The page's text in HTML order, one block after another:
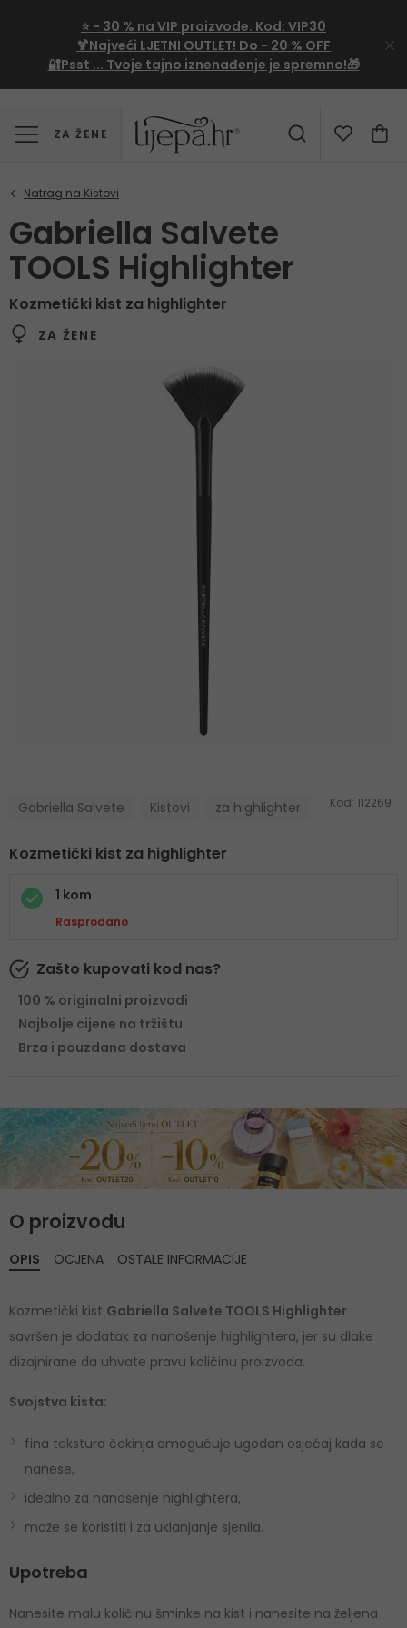
⭐ - 30 % na VIP proizvode. Kod: VIP30
🍹Najveći LJETNI OUTLET! Do - 20 % OFF
🔐Psst ... Tvoje tajno iznenađenje je spremno!🎁
ZA ŽENE
Gabriella Salvete
TOOLS Highlighter
Kozmetički kist za highlighter
ZA ŽENE
Gabriella Salvete Kistovi za highlighter Kod: 112269
Kozmetički kist za highlighter
1 kom
Rasprodano
Zašto kupovati kod nas?
100 % originalni proizvodi
Najbolje cijene na tržištu
Brza i pouzdana dostava
O proizvodu
OPIS
Kozmetički kist Gabriella Salvete TOOLS Highlighter
savršen je dodatak za nanošenje highlightera, jer su dlake
dizajnirane da uhvate pravu količinu proizvoda.
Svojstva kista:
fina tekstura čekinja omogućuje ugodan osjećaj kada se
nanese,
idealno za nanošenje highlightera,
može se koristiti i za uklanjanje sjenila.
Upotreba
Nanesite malu količinu šminke na kist i nanesite na željena
OCJENA OSTALE INFORMACIJE